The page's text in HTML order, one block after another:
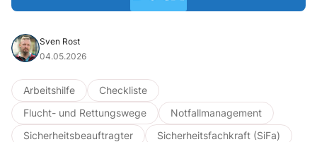
Sven Rost
04.05.2026
Arbeitshilfe
Checkliste
Flucht- und Rettungswege
Notfallmanagement
Sicherheitsbeauftragter
Sicherheitsfachkraft (SiFa)